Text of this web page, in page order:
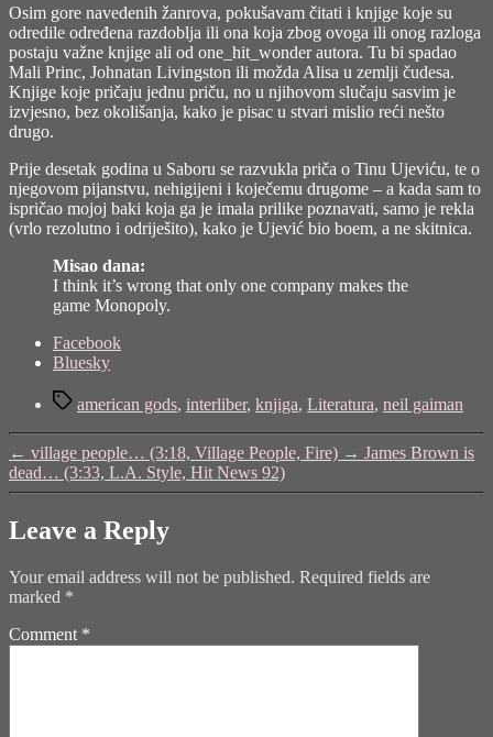
Osim gore navedenih žanrova, pokušavam čitati i knjige koje su
odredile određena razdoblja ili ona koja zbog ovoga ili onog razloga
postaju važne knjige ali od one_hit_wonder autora. Tu bi spadao
Mali Princ, Johnatan Livingston ili možda Alisa u zemlji čudesa.
Knjige koje pričaju jednu priču, no u njihovom slučaju sasvim je
izvjesno, bez okolišanja, kako je pisac u stvari mislio reći nešto
drugo.
Prije desetak godina u Saboru se razvukla priča o Tinu Ujeviću, te o
njegovom pijanstvu, nehigijeni i koječemu drugome – a kada sam to
ispričao mojoj baki koja ga je imala prilike poznavati, samo je rekla
(vrlo rezolutno i odriješito), kako je Ujević bio boem, a ne skitnica.
Misao dana:
I think it’s wrong that only one company makes the
game Monopoly.
Share
"this
sucks
(poetry
reading)
…
(2:04,
Meyers,
w/David
Knowles,
Rusk
Facebook
Bluesky
Tagsamerican gods, interliber, knjiga, Literatura, neil gaiman
← village people… (3:18, Village People, Fire) → James Brown is
dead… (3:33, L.A. Style, Hit News 92)
Leave a Reply
Your email address will not be published. Required fields are
marked *
Comment *